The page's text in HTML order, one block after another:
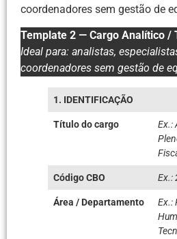
coordenadores sem gestão de
Template 2 — Cargo Analítico /
Ideal para: analistas,
coordenadores sem gestão de
1. IDENTIFICAÇÃO
Título do cargo
Ex.:
Código CBO Ex.:
Área / Departamento
Ex.: